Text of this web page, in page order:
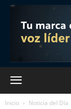
Inicio Noticia del Día